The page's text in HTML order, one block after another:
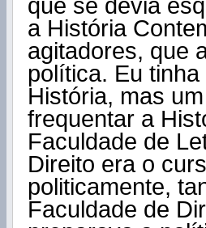
que se devia
a História
agitadores, que
política. Eu
História, mas
frequentar a
Faculdade de
Direito era o
politicamente,
Faculdade de